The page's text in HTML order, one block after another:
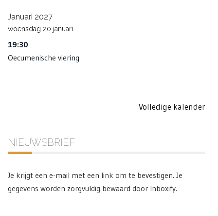
Januari 2027
woensdag 20 januari
19:30
Oecumenische viering
Volledige kalender
NIEUWSBRIEF
Je krijgt een e-mail met een link om te bevestigen. Je
gegevens worden zorgvuldig bewaard door Inboxify.